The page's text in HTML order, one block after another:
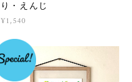
り・えんじ
¥1,540